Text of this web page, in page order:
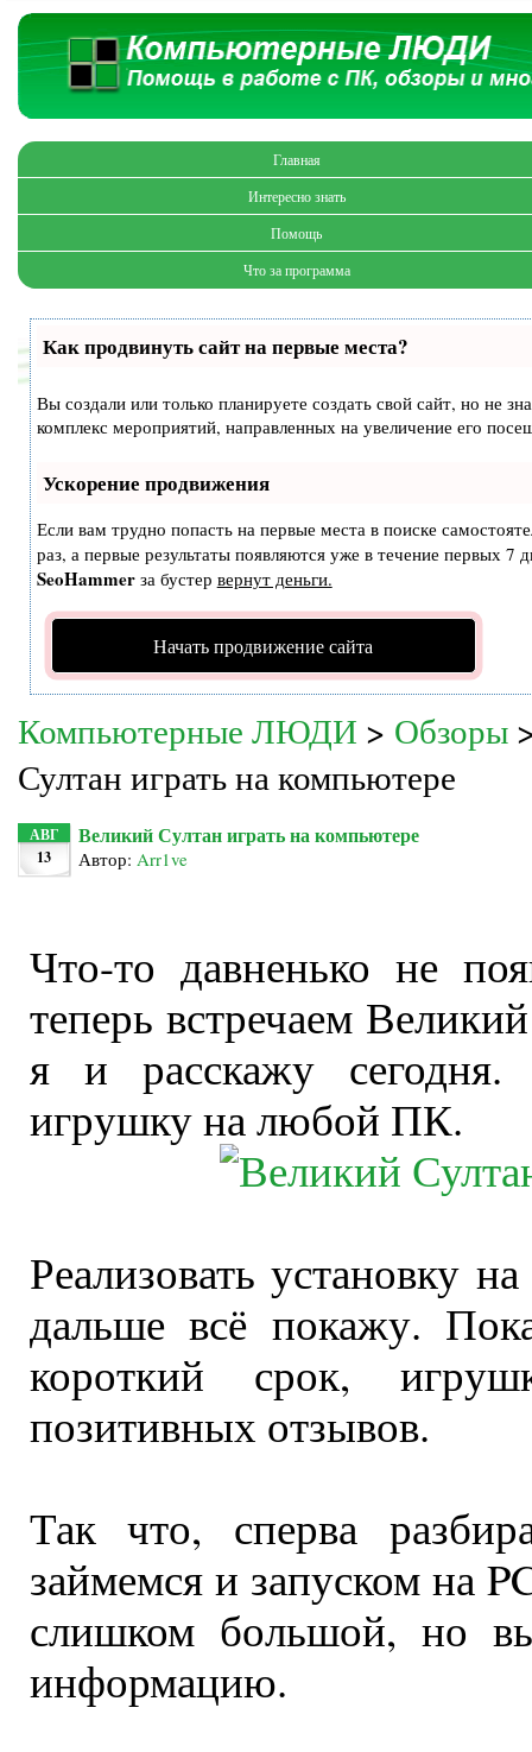
Главная
Интересно знать
Помощь
Что за программа
Как продвинуть сайт на первые места?
Вы создали или только планируете создать свой сайт, но не
комплекс мероприятий, направленных на увеличение его
Ускорение продвижения
Если вам трудно попасть на первые места в поиске
раз, а первые результаты появляются уже в течение первых
SeoHammerза бустер вернут деньги.
Начать продвижение сайта
Компьютерные ЛЮДИ > Обзоры
Султан играть на компьютере
АВГ
13
Великий Султан играть на компьютере
Автор: Arr1ve
Что-то давненько не
теперь встречаем
я и расскажу
игрушку на любой ПК.
Реализовать установку
дальше всё покажу.
короткий срок,
позитивных отзывов.
Так что, сперва
займемся и запуском на
слишком большой, но
информацию.